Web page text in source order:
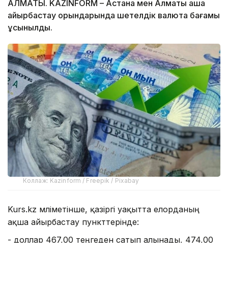
АЛМАТЫ. KAZINFORM – Астана мен Алматы ақша
айырбастау орындарында шетелдік валюта бағамы
ұсынылды.
Коллаж: Kazinform / Freepik / Pixabay
Kurs.kz мәліметінше, қазіргі уақытта елорданың
ақша айырбастау пункттерінде:
- доллар 467,00 теңгеден сатып алынады, 474,00